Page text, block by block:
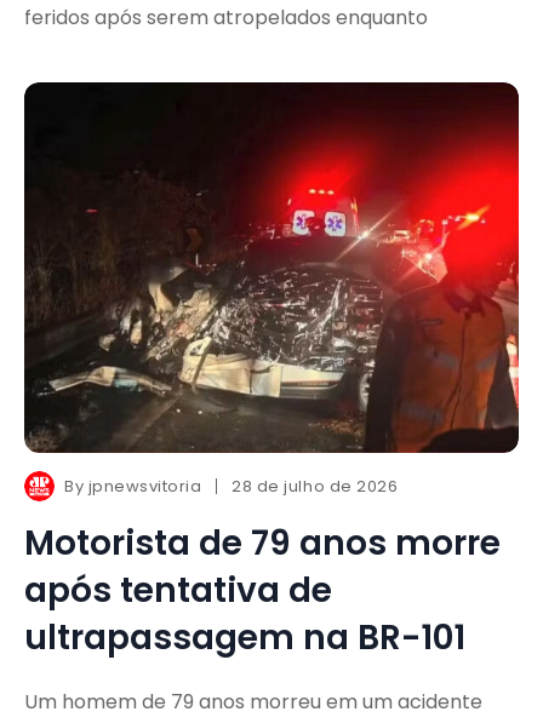
feridos após serem atropelados enquanto
By jpnewsvitoria 28 de julho de 2026
Motorista de 79 anos morre
após tentativa de
ultrapassagem na BR-101
Um homem de 79 anos morreu em um acidente